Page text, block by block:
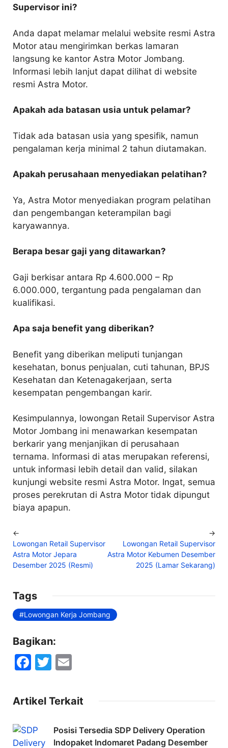
Supervisor ini?
Anda dapat melamar melalui website resmi Astra
Motor atau mengirimkan berkas lamaran
langsung ke kantor Astra Motor Jombang.
Informasi lebih lanjut dapat dilihat di website
resmi Astra Motor.
Apakah ada batasan usia untuk pelamar?
Tidak ada batasan usia yang spesifik, namun
pengalaman kerja minimal 2 tahun diutamakan.
Apakah perusahaan menyediakan pelatihan?
Ya, Astra Motor menyediakan program pelatihan
dan pengembangan keterampilan bagi
karyawannya.
Berapa besar gaji yang ditawarkan?
Gaji berkisar antara Rp 4.600.000 – Rp
6.000.000, tergantung pada pengalaman dan
kualifikasi.
Apa saja benefit yang diberikan?
Benefit yang diberikan meliputi tunjangan
kesehatan, bonus penjualan, cuti tahunan, BPJS
Kesehatan dan Ketenagakerjaan, serta
kesempatan pengembangan karir.
Kesimpulannya, lowongan Retail Supervisor Astra
Motor Jombang ini menawarkan kesempatan
berkarir yang menjanjikan di perusahaan
ternama. Informasi di atas merupakan referensi,
untuk informasi lebih detail dan valid, silakan
kunjungi website resmi Astra Motor. Ingat, semua
proses perekrutan di Astra Motor tidak dipungut
biaya apapun.
←
Lowongan Retail Supervisor
Astra Motor Jepara
Desember 2025 (Resmi)
Lowongan Retail Supervisor
Astra Motor Kebumen Desember
2025 (Lamar Sekarang)
→
Tags
Lowongan Kerja Jombang
Bagikan:
F
c
e
b
o
T
itt
er
ai
l
Artikel Terkait
Posisi Tersedia SDP Delivery Operation
Indopaket Indomaret Padang Desember